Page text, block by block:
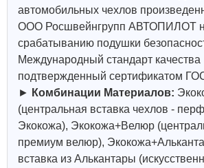
автомобильных чехлов
ООО Росшвейнгрупп АВТОПИЛОТ
срабатыванию подушки
Международный стандарт качества
подтвержденный сертификатом
► Комбинации Материалов:
(центральная вставка чехлов -
Экокожа), Экокожа+Велюр
премиум велюр),
вставка из Алькантары